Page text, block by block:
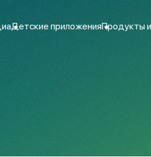
Детские приложенияПродукты